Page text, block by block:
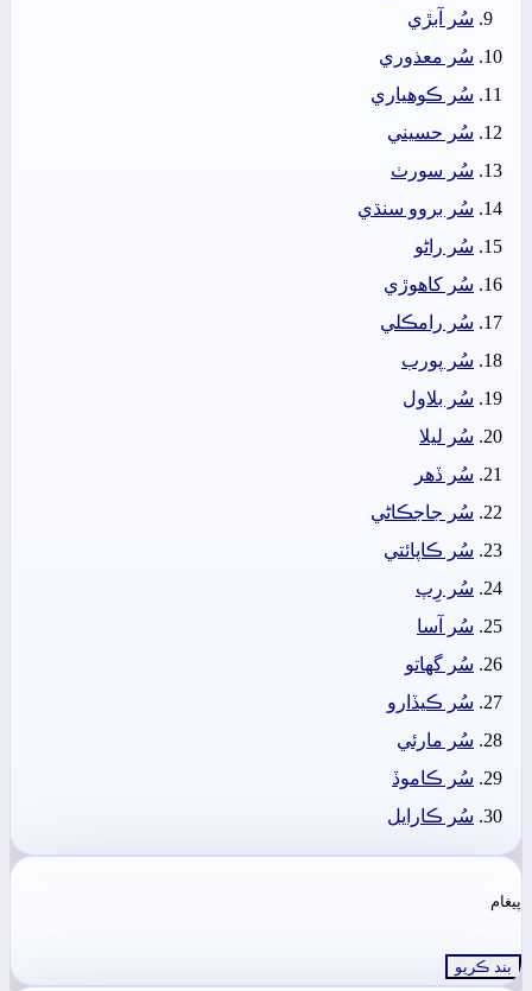
سُر آبڙي
سُر معذوري
سُر ڪوھياري
سُر حسيني
سُر سورٺ
سُر بروو سنڌي
سُر راڻو
سُر کاھوڙي
سُر رامڪلي
سُر پورب
سُر بلاول
سُر ليلا
سُر ڏھر
سُر جاجڪاڻي
سُر ڪاپائتي
سُر رِپ
سُر آسا
سُر گهاتو
سُر ڪيڏارو
سُر مارئي
سُر ڪاموڏ
سُر ڪارايل
پيغام
بند ڪريو